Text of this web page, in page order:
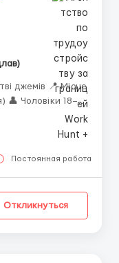
👤 Чоловіки 18–
Постоянная работа
Откликнуться